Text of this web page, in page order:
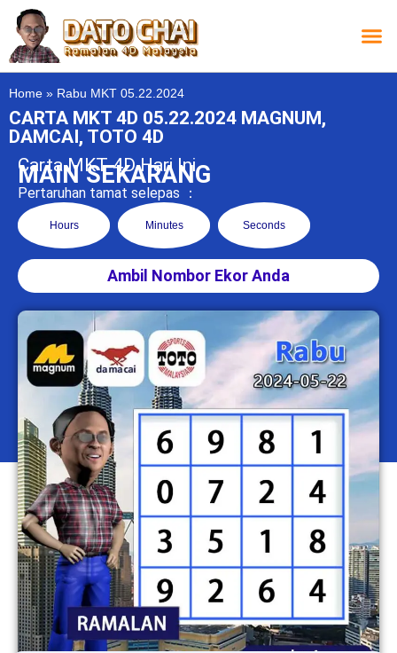
Home » Rabu MKT 05.22.2024
CARTA MKT 4D 05.22.2024 MAGNUM,
DAMCAI, TOTO 4D
Carta MKT 4D Hari Ini
MAIN SEKARANG
Pertaruhan tamat selepas ：
Hours Minutes Seconds
Ambil Nombor Ekor Anda